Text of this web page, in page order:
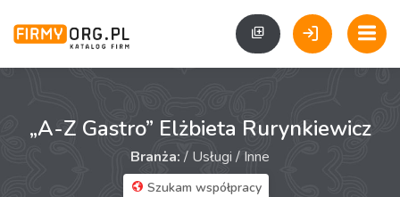
„A-Z Gastro” Elżbieta Rurynkiewicz
Branża: / Usługi / Inne
Szukam współpracy